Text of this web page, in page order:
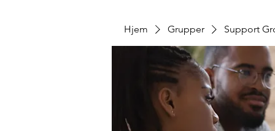
Hjem Grupper Support